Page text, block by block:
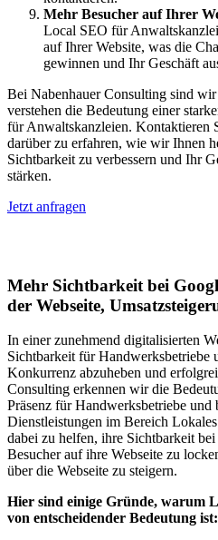
Mehr Besucher auf Ihrer
Local SEO für
auf Ihrer Website, was die
gewinnen und Ihr Geschäft
Bei Nabenhauer Consulting sind
verstehen die Bedeutung einer
für Anwaltskanzleien. Kontaktieren
darüber zu erfahren, wie wir Ihnen
Sichtbarkeit zu verbessern und Ihr
stärken.
Jetzt anfragen
Mehr Sichtbarkeit bei
der Webseite,
In einer zunehmend digitalisierten
Sichtbarkeit für Handwerksbetriebe
Konkurrenz abzuheben und
Consulting erkennen wir die
Präsenz für Handwerksbetriebe und
Dienstleistungen im Bereich
dabei zu helfen, ihre Sichtbarkeit
Besucher auf ihre Webseite zu
über die Webseite zu steigern.
Hier sind einige Gründe, warum
von entscheidender Bedeutung ist: